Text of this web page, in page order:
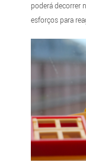
poderá decorrer
esforços para